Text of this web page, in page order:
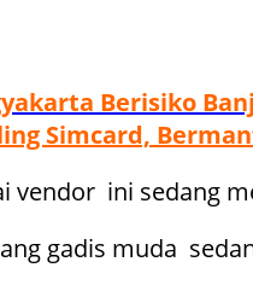
Berisiko
Simcard,
vendor ini sedang
gadis muda